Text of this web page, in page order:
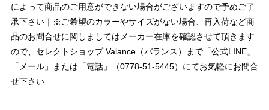
によって商品のご用意ができない場合がございますので予めご了
承下さい｜※ご希望のカラーやサイズがない場合、再入荷など商
品のお問合せに関しましてはメーカー在庫を確認させて頂きます
ので、セレクトショップ Valance（バランス）まで「公式LINE」
「メール」または「電話」（0778-51-5445）にてお気軽にお問合
せ下さい